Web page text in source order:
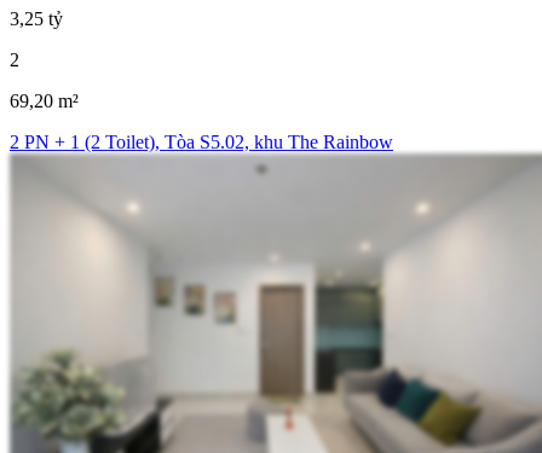
3,25 tỷ
2
69,20 m²
2 PN + 1 (2 Toilet), Tòa S5.02, khu The Rainbow